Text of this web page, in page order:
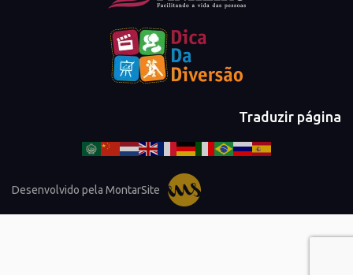
Traduzir página
Desenvolvido pela MontarSite